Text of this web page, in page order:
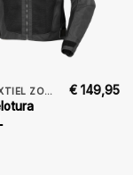
JASSEN TEXTIEL ZOMER € 149,95